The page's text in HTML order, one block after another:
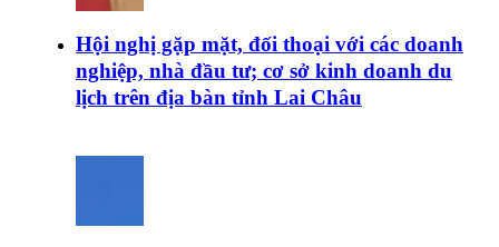
Hội nghị gặp mặt, đối thoại với các doanh
nghiệp, nhà đầu tư; cơ sở kinh doanh du
lịch trên địa bàn tỉnh Lai Châu